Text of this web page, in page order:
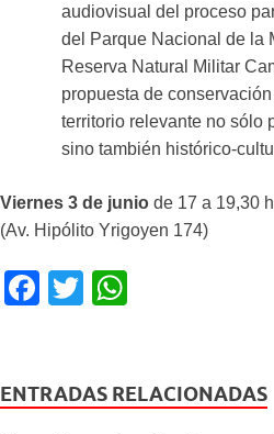
audiovisual del proceso
del Parque Nacional de la
Reserva Natural Militar
propuesta de
territorio relevante no sólo
sino también histórico-
Viernes 3 de junio de 17 a 19,30
(Av. Hipólito Yrigoyen 174)
F
e
T
er s
ENTRADAS RELACIONADAS